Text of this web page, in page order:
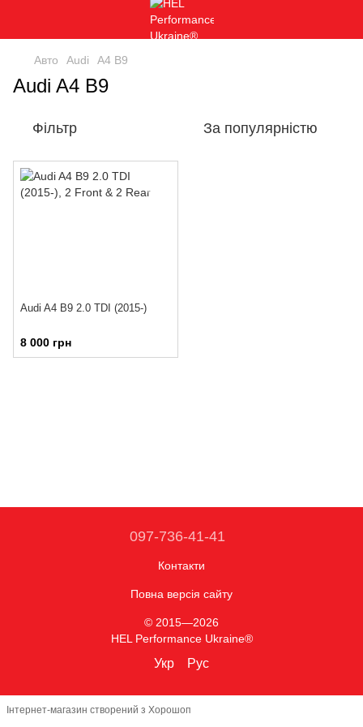
Авто Audi A4 B9
Audi A4 B9
Фільтр За популярністю
Audi A4 B9 2.0 TDI (2015-)
8 000 грн
097-736-41-41
Контакти
Повна версія сайту
© 2015—2026
HEL Performance Ukraine®
Укр Рус
Інтернет-магазин створений з Хорошоп